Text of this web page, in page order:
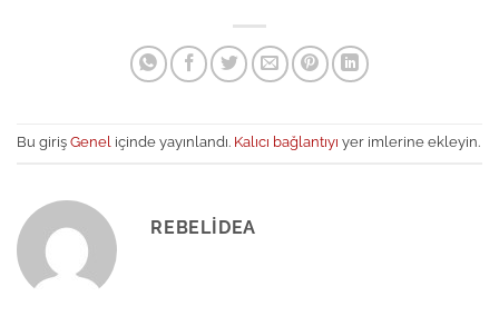
Bu giriş Genel içinde yayınlandı. Kalıcı bağlantıyı yer imlerine ekleyin.
REBELIDEA